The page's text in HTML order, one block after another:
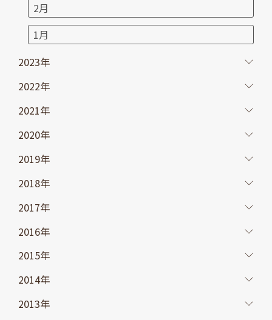
2月
1月
2023年
2022年
2021年
2020年
2019年
2018年
2017年
2016年
2015年
2014年
2013年